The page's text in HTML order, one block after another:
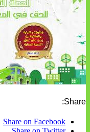
Share:
Share on Facebook